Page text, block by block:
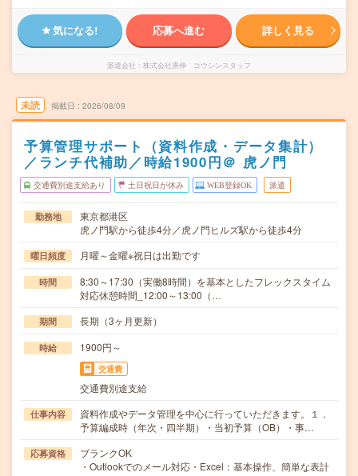
気になる! 応募へ進む 詳しく見る
派遣会社 株式会社庚伸 コウシンスタッフ
未読 掲載日 2026/08/09
予算管理サポート（資料作成・データ集計）
／ランチ代補助／時給1900円＠ 虎ノ門
交通費別途支給あり 土日祝日が休み WEB登録OK 派遣
勤務地
東京都港区
虎ノ門駅から徒歩4分／虎ノ門ヒルズ駅から徒歩4分
曜日頻度 月曜～金曜※祝日は出勤です
時間
8:30～17:30（実働8時間）を基本としたフレックスタイム
対応休憩時間_12:00～13:00（…
期間 長期（3ヶ月更新）
時給 1900円～
交通費
交通費別途支給
仕事内容
資料作成やデータ管理を中心に行っていただきます。１．
予算編成時（年次・四半期）・当初予算（OB）・事…
応募資格
ブランクOK
・Outlookでのメール対応・Excel：基本操作、簡単な表計